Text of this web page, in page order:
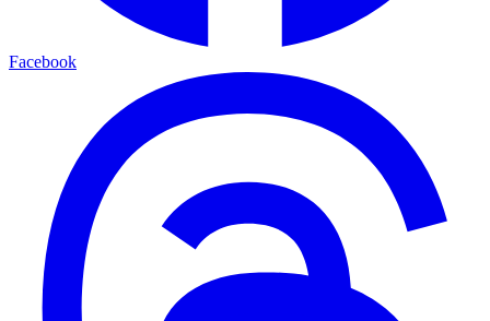
Facebook